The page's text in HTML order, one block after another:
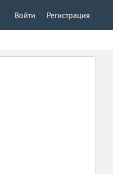
Регистрация
Войти